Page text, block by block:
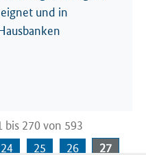
und in
bis 270 von 593
24 25 26 27